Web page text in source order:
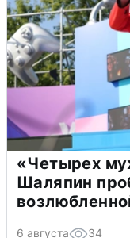
«Четырех
Шаляпин
6 августа 34